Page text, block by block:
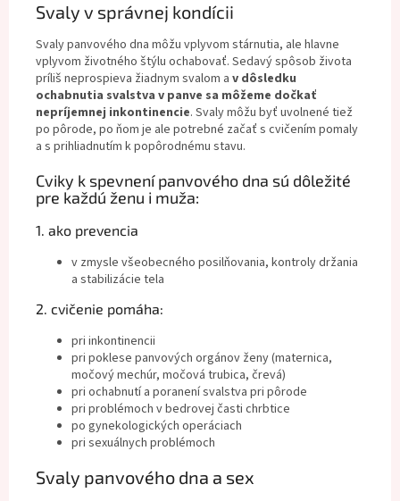
Svaly v správnej kondícii
Svaly panvového dna môžu vplyvom stárnutia, ale hlavne
vplyvom životného štýlu ochabovať. Sedavý spôsob života
príliš neprospieva žiadnym svalom a v dôsledku
ochabnutia svalstva v panve sa môžeme dočkať
nepríjemnej inkontinencie. Svaly môžu byť uvolnené tiež
po pôrode, po ňom je ale potrebné začať s cvičením pomaly
a s prihliadnutím k popôrodnému stavu.
Cviky k spevnení panvového dna sú dôležité
pre každú ženu i muža:
1. ako prevencia
v zmysle všeobecného posilňovania, kontroly držania
a stabilizácie tela
2. cvičenie pomáha:
pri inkontinencii
pri poklese panvových orgánov ženy (maternica,
močový mechúr, močová trubica, črevá)
pri ochabnutí a poranení svalstva pri pôrode
pri problémoch v bedrovej časti chrbtice
po gynekologických operáciach
pri sexuálnych problémoch
Svaly panvového dna a sex